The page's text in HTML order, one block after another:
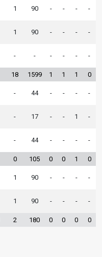
1 90 - - - -
1 90 - - - -
- - - - - -
18 1599 1 1 1 0
- 44 - - - -
- 17 - - 1 -
- 44 - - - -
0 105 0 0 1 0
1 90 - - - -
1 90 - - - -
2 180 0 0 0 0